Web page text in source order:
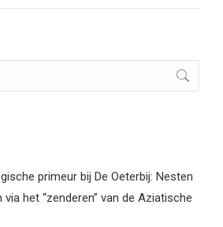
primeur bij De Oeterbij: Nesten
het “zenderen” van de Aziatische